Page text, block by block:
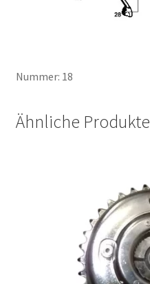
Nummer: 18
Ähnliche Produkte